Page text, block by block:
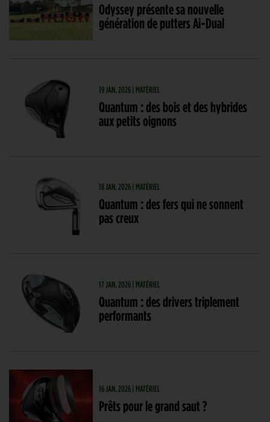
Odyssey présente sa nouvelle
génération de putters Ai-Dual
19 JAN. 2026 | MATÉRIEL
Quantum : des bois et des hybrides
aux petits oignons
18 JAN. 2026 | MATÉRIEL
Quantum : des fers qui ne sonnent
pas creux
17 JAN. 2026 | MATÉRIEL
Quantum : des drivers triplement
performants
16 JAN. 2026 | MATÉRIEL
Prêts pour le grand saut ?